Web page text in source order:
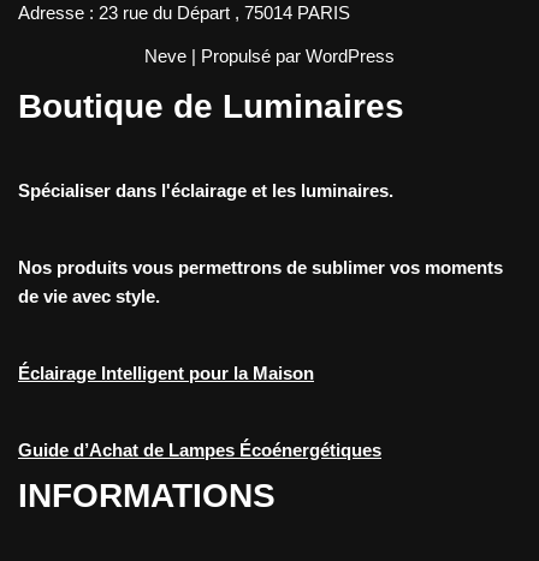
Adresse : 23 rue du Départ , 75014 PARIS
Neve | Propulsé par WordPress
Boutique de Luminaires
Spécialiser dans l'éclairage et les luminaires.
Nos produits vous permettrons de sublimer vos moments
de vie avec style.
Éclairage Intelligent pour la Maison
Guide d’Achat de Lampes Écoénergétiques
INFORMATIONS